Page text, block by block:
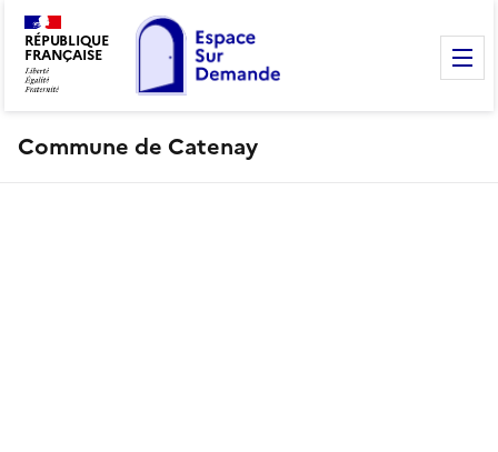
RÉPUBLIQUE
FRANÇAISE
Commune de Catenay